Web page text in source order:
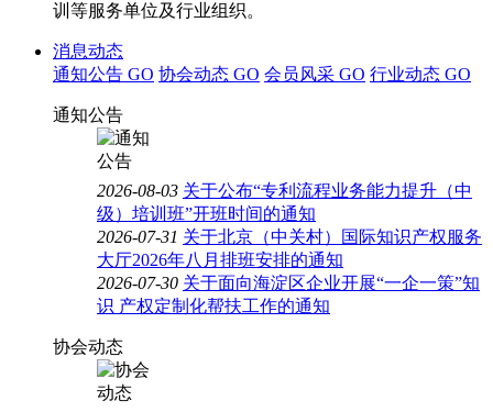
训等服务单位及行业组织。
消息动态
通知公告 GO 协会动态 GO 会员风采 GO 行业动态 GO
通知公告
2026-08-03 关于公布“专利流程业务能力提升（中
级）培训班”开班时间的通知
2026-07-31 关于北京（中关村）国际知识产权服务
大厅2026年八月排班安排的通知
2026-07-30 关于面向海淀区企业开展“一企一策”知
识 产权定制化帮扶工作的通知
协会动态